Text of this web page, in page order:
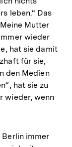
leben.“ Das
Mutter
wieder
hat sie damit
für sie,
den Medien
hat sie zu
wieder, wenn
Berlin immer